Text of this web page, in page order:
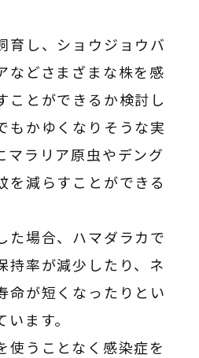
育し、ショウジョウバ
などさまざまな株を感
ことができるか検討し
もかゆくなりそうな実
マラリア原虫やデング
を減らすことができる
た場合、ハマダラカで
持率が減少したり、ネ
命が短くなったりとい
ます。
使うことなく感染症を